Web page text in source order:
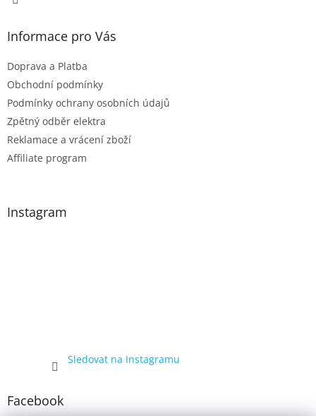
Informace pro Vás
Doprava a Platba
Obchodní podmínky
Podmínky ochrany osobních údajů
Zpětný odběr elektra
Reklamace a vrácení zboží
Affiliate program
Instagram
Sledovat na Instagramu
Facebook